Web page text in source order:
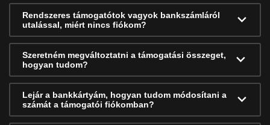
Rendszeres támogatótok vagyok bankszámláról
utalással, miért nincs fiókom?
Szeretném megváltoztatni a támogatási összeget,
hogyan tudom?
Lejár a bankkártyám, hogyan tudom módosítani a
számát a támogatói fiókomban?